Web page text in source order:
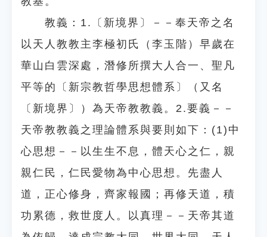
教義：1.〔新境界〕－－奉天帝之名
以天人教教主李極初氏（李玉階）早歲在
華山白雲深處，潛修所撰大人合一、聖凡
平等的〔新宗教哲學思想體系〕（又名
〔新境界〕）為天帝教教義。2.要義－－
天帝教教義之理論體系與要則如下：(1)中
心思想－－以生生不息，體天心之仁，親
親仁民，仁民愛物為中心思想。先盡人
道，正心修身，齊家報國；再修天道，積
功累德，救世度人。以真理－－天帝其道